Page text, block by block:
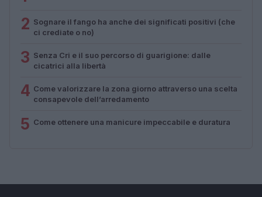
2 Sognare il fango ha anche dei significati positivi (che
ci crediate o no)
3 Senza Cri e il suo percorso di guarigione: dalle
cicatrici alla libertà
4 Come valorizzare la zona giorno attraverso una scelta
consapevole dell’arredamento
5 Come ottenere una manicure impeccabile e duratura